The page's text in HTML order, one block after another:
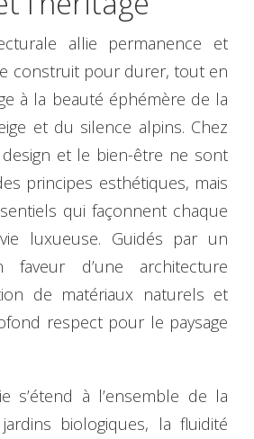
allie permanence et
construit pour durer, tout en
à la beauté éphémère de la
et du silence alpins. Chez
design et le bien-être ne sont
principes esthétiques, mais
qui façonnent chaque
luxueuse. Guidés par un
faveur d’une architecture
de matériaux naturels et
respect pour le paysage
s’étend à l’ensemble de la
biologiques, la fluidité